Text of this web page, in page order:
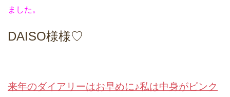
ました。
DAISO様様♡
来年のダイアリーはお早めに♪私は中身がピンク